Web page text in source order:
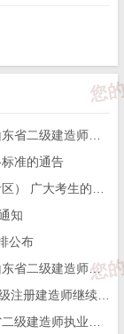
准的通告
知
公布
山东省住房和城乡建设厅关于公布2024年度山东省二级建造师执业资格考试合格标准的通告